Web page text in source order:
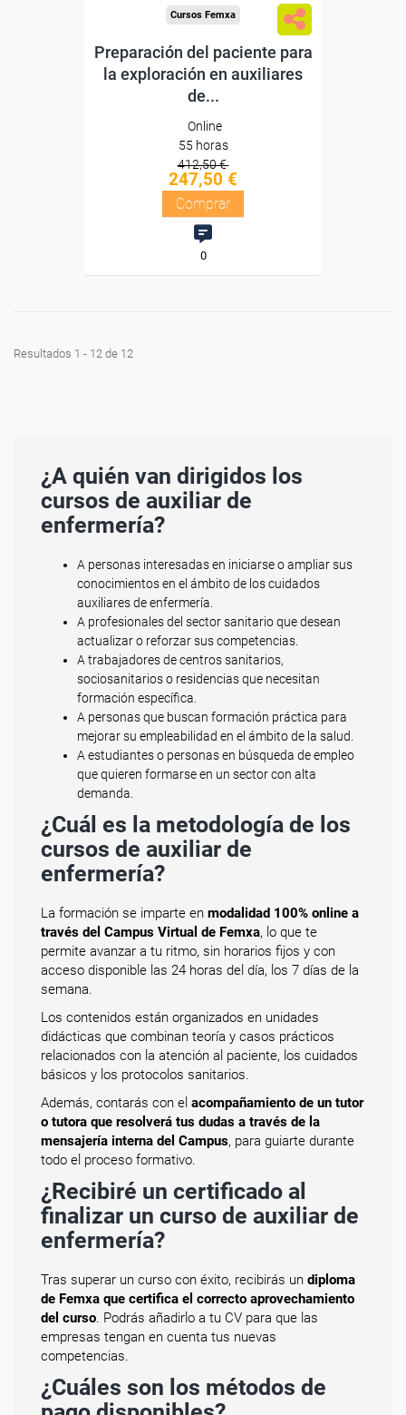
Cursos Femxa
Preparación del paciente para
la exploración en auxiliares
de...
Online
55 horas
412,50 €
247,50 €
Comprar
0
Resultados 1 - 12 de 12
¿A quién van dirigidos los
cursos de auxiliar de
enfermería?
A personas interesadas en iniciarse o ampliar sus
conocimientos en el ámbito de los cuidados
auxiliares de enfermería.
A profesionales del sector sanitario que desean
actualizar o reforzar sus competencias.
A trabajadores de centros sanitarios,
sociosanitarios o residencias que necesitan
formación específica.
A personas que buscan formación práctica para
mejorar su empleabilidad en el ámbito de la salud.
A estudiantes o personas en búsqueda de empleo
que quieren formarse en un sector con alta
demanda.
¿Cuál es la metodología de los
cursos de auxiliar de
enfermería?
La formación se imparte en modalidad 100% online a
través del Campus Virtual de Femxa, lo que te
permite avanzar a tu ritmo, sin horarios fijos y con
acceso disponible las 24 horas del día, los 7 días de la
semana.
Los contenidos están organizados en unidades
didácticas que combinan teoría y casos prácticos
relacionados con la atención al paciente, los cuidados
básicos y los protocolos sanitarios.
Además, contarás con el acompañamiento de un tutor
o tutora que resolverá tus dudas a través de la
mensajería interna del Campus, para guiarte durante
todo el proceso formativo.
¿Recibiré un certificado al
finalizar un curso de auxiliar de
enfermería?
Tras superar un curso con éxito, recibirás un diploma
de Femxa que certifica el correcto aprovechamiento
del curso. Podrás añadirlo a tu CV para que las
empresas tengan en cuenta tus nuevas
competencias.
¿Cuáles son los métodos de